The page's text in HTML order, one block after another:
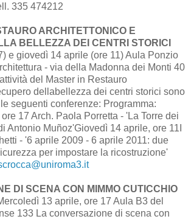
335 474212
ARCHITETTONICO E
BELLEZZA DEI CENTRI STORICI
e giovedì 14 aprile (ore 11) Aula Ponzio
- via della Madonna dei Monti 40
del Master in Restauro
dellabellezza dei centri storici sono
seguenti conferenze: Programma:
17 Arch. Paola Porretta - 'La Torre dei
Antonio Muñoz'Giovedì 14 aprile, ore 11I
- '6 aprile 2009 - 6 aprile 2011: due
per impostare la ricostruzione'
DI SCENA CON MIMMO CUTICCHIO
13 aprile, ore 17 Aula B3 del
133 La conversazione di scena con